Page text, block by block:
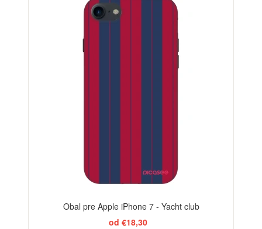
Obal pre Apple iPhone 7 - Yacht club
od €18,30